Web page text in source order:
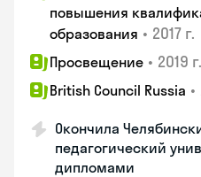
повышения
образования • 2017 г.
Просвещение • 2019 г.
British Council Russia •
Окончила
педагогический
дипломами